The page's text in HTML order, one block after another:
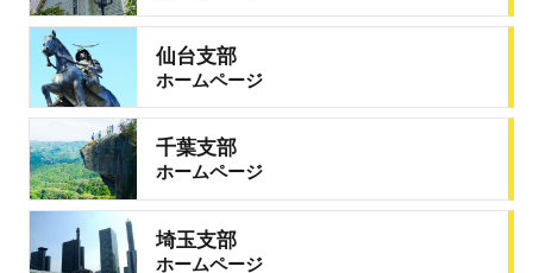
仙台支部
ホームページ
千葉支部
ホームページ
埼玉支部
ホームページ